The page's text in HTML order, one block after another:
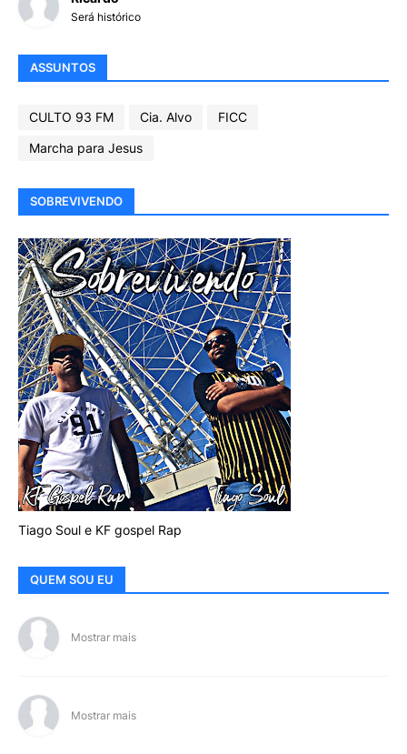
Será histórico
ASSUNTOS
CULTO 93 FM Cia. Alvo
FICC
Marcha para Jesus
SOBREVIVENDO
Tiago Soul e KF gospel Rap
QUEM SOU EU
Mostrar mais
Mostrar mais